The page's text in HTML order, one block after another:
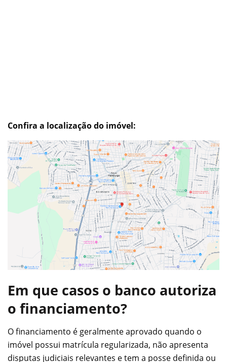
Confira a localização do imóvel:
Em que casos o banco autoriza
o financiamento?
O financiamento é geralmente aprovado quando o
imóvel possui matrícula regularizada, não apresenta
disputas judiciais relevantes e tem a posse definida ou